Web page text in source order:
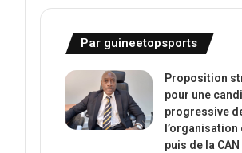
Par guineetopsports
Proposition
pour une
progressive
l’organisation
puis de la CAN